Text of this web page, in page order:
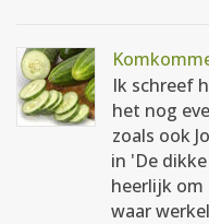
Ik schreef
het nog
zoals ook
in 'De
heerlijk om
waar